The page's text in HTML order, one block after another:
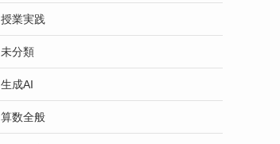
授業実践
未分類
生成AI
算数全般